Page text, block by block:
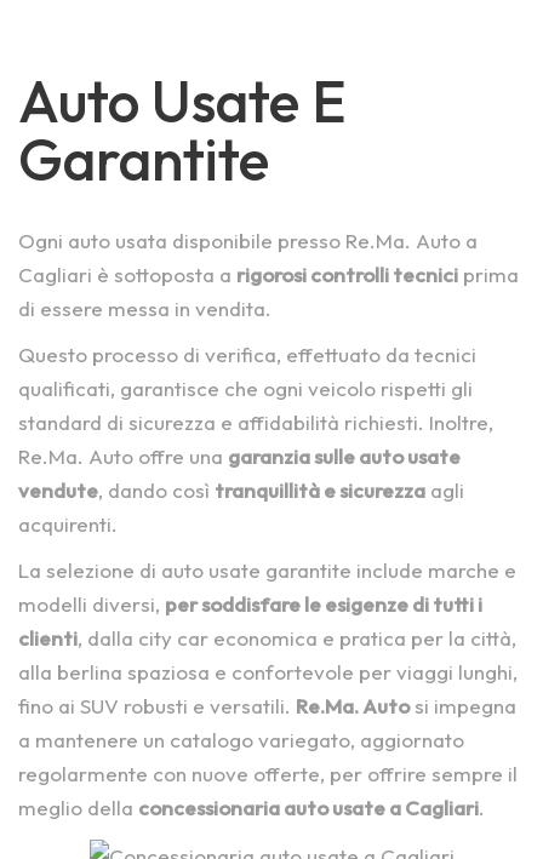
Auto Usate E
Garantite
Ogni auto usata disponibile presso Re.Ma. Auto a
Cagliari è sottoposta a rigorosi controlli tecnici prima
di essere messa in vendita.
Questo processo di verifica, effettuato da tecnici
qualificati, garantisce che ogni veicolo rispetti gli
standard di sicurezza e affidabilità richiesti. Inoltre,
Re.Ma. Auto offre una garanzia sulle auto usate
vendute, dando così tranquillità e sicurezza agli
acquirenti.
La selezione di auto usate garantite include marche e
modelli diversi, per soddisfare le esigenze di tutti i
clienti, dalla city car economica e pratica per la città,
alla berlina spaziosa e confortevole per viaggi lunghi,
fino ai SUV robusti e versatili. Re.Ma. Autosi impegna
a mantenere un catalogo variegato, aggiornato
regolarmente con nuove offerte, per offrire sempre il
meglio della concessionaria auto usate a Cagliari.